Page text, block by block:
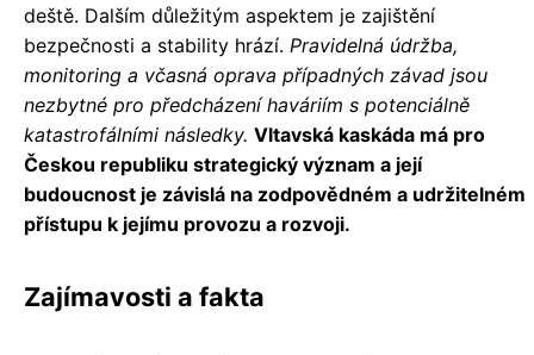
deště. Dalším důležitým aspektem je zajištění
bezpečnosti a stability hrází. Pravidelná údržba,
monitoring a včasná oprava případných závad jsou
nezbytné pro předcházení haváriím s potenciálně
katastrofálními následky. Vltavská kaskáda má pro
Českou republiku strategický význam a její
budoucnost je závislá na zodpovědném a udržitelném
přístupu k jejímu provozu a rozvoji.
Zajímavosti a fakta